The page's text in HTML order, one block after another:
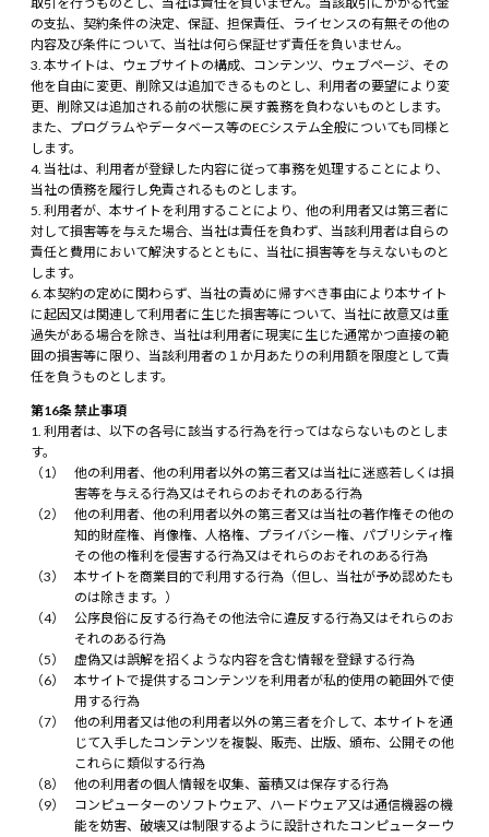
の支払、契約条件の決定、保証、担保責任、ライセンスの有無その他の
内容及び条件について、当社は何ら保証せず責任を負いません。
本サイトは、ウェブサイトの構成、コンテンツ、ウェブページ、その
他を自由に変更、削除又は追加できるものとし、利用者の要望により変
更、削除又は追加される前の状態に戻す義務を負わないものとします。
また、プログラムやデータベース等のECシステム全般についても同様と
します。
当社は、利用者が登録した内容に従って事務を処理することにより、
当社の債務を履行し免責されるものとします。
利用者が、本サイトを利用することにより、他の利用者又は第三者に
対して損害等を与えた場合、当社は責任を負わず、当該利用者は自らの
責任と費用において解決するとともに、当社に損害等を与えないものと
します。
本契約の定めに関わらず、当社の責めに帰すべき事由により本サイト
に起因又は関連して利用者に生じた損害等について、当社に故意又は重
過失がある場合を除き、当社は利用者に現実に生じた通常かつ直接の範
囲の損害等に限り、当該利用者の１か月あたりの利用額を限度として責
任を負うものとします。
第16条 禁止事項
利用者は、以下の各号に該当する行為を行ってはならないものとしま
す。
他の利用者、他の利用者以外の第三者又は当社に迷惑若しくは損
害等を与える行為又はそれらのおそれのある行為
他の利用者、他の利用者以外の第三者又は当社の著作権その他の
知的財産権、肖像権、人格権、プライバシー権、パブリシティ権
その他の権利を侵害する行為又はそれらのおそれのある行為
本サイトを商業目的で利用する行為（但し、当社が予め認めたも
のは除きます。）
公序良俗に反する行為その他法令に違反する行為又はそれらのお
それのある行為
虚偽又は誤解を招くような内容を含む情報を登録する行為
本サイトで提供するコンテンツを利用者が私的使用の範囲外で使
用する行為
他の利用者又は他の利用者以外の第三者を介して、本サイトを通
じて入手したコンテンツを複製、販売、出版、頒布、公開その他
これらに類似する行為
他の利用者の個人情報を収集、蓄積又は保存する行為
コンピューターのソフトウェア、ハードウェア又は通信機器の機
能を妨害、破壊又は制限するように設計されたコンピューターウ